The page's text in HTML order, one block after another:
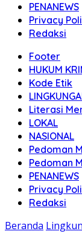
PENANEWS
Privacy
Redaksi
Footer
HUKUM
Kode Etik
Literasi
LOKAL
NASIONAL
Pedoman
Pedoman
PENANEWS
Privacy
Redaksi
Beranda